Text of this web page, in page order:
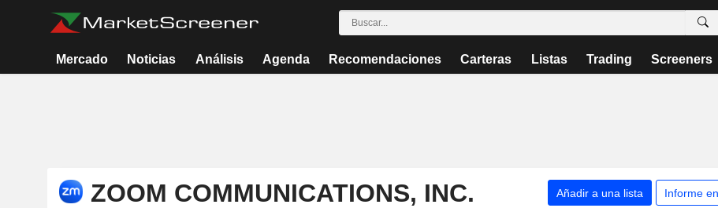
Mercado Noticias Análisis Agenda Recomendaciones Carteras Listas Trading Screeners
ZOOM COMMUNICATIONS, INC. Añadir a una lista Informe